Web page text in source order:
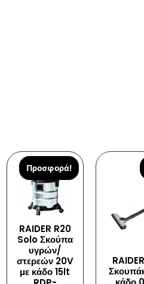
Προσφορά!
RAIDER R20
Solo Σκούπα
υγρών/
στερεών 20V
με κάδο 15lt